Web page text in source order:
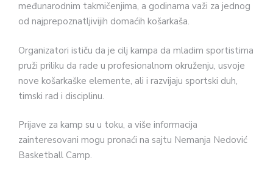
međunarodnim takmičenjima, a godinama važi za jednog
od najprepoznatljivijih domaćih košarkaša.
Organizatori ističu da je cilj kampa da mladim sportistima
pruži priliku da rade u profesionalnom okruženju, usvoje
nove košarkaške elemente, ali i razvijaju sportski duh,
timski rad i disciplinu.
Prijave za kamp su u toku, a više informacija
zainteresovani mogu pronaći na sajtu Nemanja Nedović
Basketball Camp.